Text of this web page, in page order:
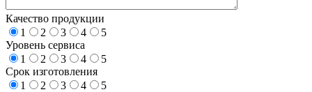
Качество продукции
1
2 3 4
5
Уровень сервиса
1
2 3 4
5
Срок изготовления
1
2 3 4
5